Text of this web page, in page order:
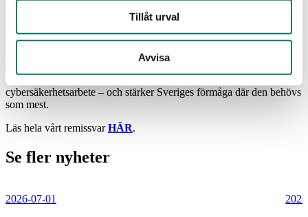
Tillåt urval
Avvisa
fokuserar på resultat – inte detaljerade metoder
skiljer tydligt mellan krav och god praxis
minskar krav som saknar reell koppling till riskreducering
cybersäkerhetsarbete – och stärker Sveriges förmåga där den behövs
som mest.
Läs hela vårt remissvarHÄR.
Se fler nyheter
2026-07-01